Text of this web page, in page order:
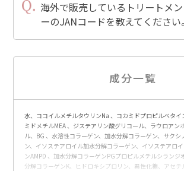
海外で販売しているトリートメ
ーのJANコードを教えてください。
成分一覧
水、ココイルメチルタウリンNa 、コカミドプロピルベタイ
ミドメチルMEA 、ジステアリン酸グリコール、ラウロアン
ル、BG 、水溶性コラーゲン、加水分解コラーゲン、サク
ン、イソステアロイル加水分解コラーゲン、イソステアロ
ンAMPD 、加水分解コラーゲンPGプロピルメチルシランジ
分解コラーゲンK、ヒドロキシプロリン、異性化糖、アセチ